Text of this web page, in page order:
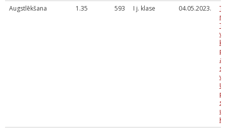
Augstlēkšana
1.35 593 I j. klase 04.05.2023.